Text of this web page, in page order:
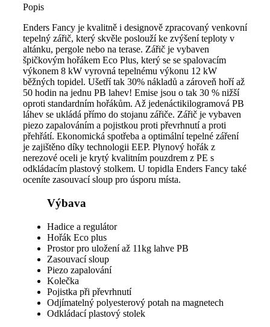
Popis
Enders Fancy je kvalitně i designově zpracovaný venkovní
tepelný zářič, který skvěle poslouží ke zvýšení teploty v
altánku, pergole nebo na terase. Zářič je vybaven
špičkovým hořákem Eco Plus, který se se spalovacím
výkonem 8 kW vyrovná tepelnému výkonu 12 kW
běžných topidel. Ušetří tak 30% nákladů a zároveň hoří až
50 hodin na jednu PB lahev! Emise jsou o tak 30 % nižší
oproti standardním hořákům. Až jedenáctikilogramová PB
láhev se ukládá přímo do stojanu zářiče. Zářič je vybaven
piezo zapalováním a pojistkou proti převrhnutí a proti
přehřátí. Ekonomická spotřeba a optimální tepelné záření
je zajištěno díky technologii EEP. Plynový hořák z
nerezové oceli je krytý kvalitním pouzdrem z PE s
odkládacím plastový stolkem. U topidla Enders Fancy také
oceníte zasouvací sloup pro úsporu místa.
Výbava
Hadice a regulátor
Hořák Eco plus
Prostor pro uložení až 11kg lahve PB
Zasouvací sloup
Piezo zapalování
Kolečka
Pojistka při převrhnutí
Odjímatelný polyesterový potah na magnetech
Odkládací plastový stolek